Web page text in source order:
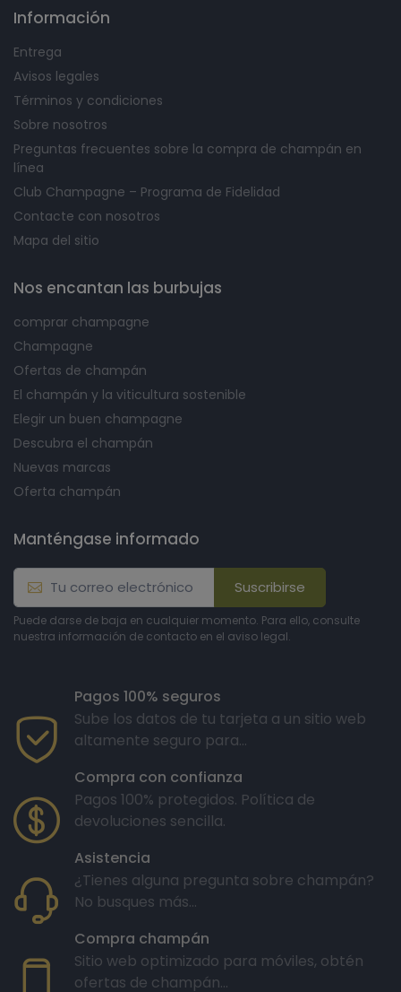
Información
Entrega
Avisos legales
Términos y condiciones
Sobre nosotros
Preguntas frecuentes sobre la compra de champán en
línea
Club Champagne – Programa de Fidelidad
Contacte con nosotros
Mapa del sitio
Nos encantan las burbujas
comprar champagne
Champagne
Ofertas de champán
El champán y la viticultura sostenible
Elegir un buen champagne
Descubra el champán
Nuevas marcas
Oferta champán
Manténgase informado
Suscribirse
Puede darse de baja en cualquier momento. Para ello, consulte
nuestra información de contacto en el aviso legal.
Pagos 100% seguros
Sube los datos de tu tarjeta a un sitio web
altamente seguro para...
Compra con confianza
Pagos 100% protegidos. Política de
devoluciones sencilla.
Asistencia
¿Tienes alguna pregunta sobre champán?
No busques más...
Compra champán
Sitio web optimizado para móviles, obtén
ofertas de champán...